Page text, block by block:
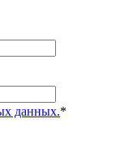
данных.*